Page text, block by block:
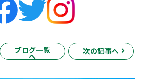
ブログ一覧
へ
次の記事へ